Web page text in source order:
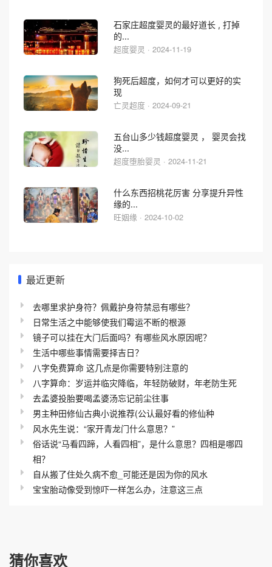
石家庄超度婴灵的最好道长 , 打掉
的...
超度婴灵 · 2024-11-19
狗死后超度，如何才可以更好的实
现
亡灵超度 · 2024-09-21
五台山多少钱超度婴灵 ， 婴灵会找
没...
超度堕胎婴灵 · 2024-11-21
什么东西招桃花厉害 分享提升异性
缘的...
旺姻缘 · 2024-10-02
最近更新
去哪里求护身符？佩戴护身符禁忌有哪些？
日常生活之中能够使我们霉运不断的根源
镜子可以挂在大门后面吗？有哪些风水原因呢？
生活中哪些事情需要择吉日？
八字免费算命 这几点是你需要特别注意的
八字算命：岁运并临灾降临，年轻防破财，年老防生死
去孟婆投胎要喝孟婆汤忘记前尘往事
男主种田修仙古典小说推荐(公认最好看的修仙种
风水先生说：“家开青龙门什么意思？”
俗话说“马看四蹄，人看四相”，是什么意思？四相是哪四
相？
自从搬了住处久病不愈_可能还是因为你的风水
宝宝胎动像受到惊吓一样怎么办，注意这三点
猜你喜欢